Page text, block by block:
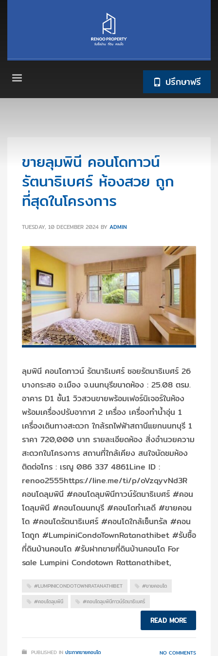
ปรึกษาฟรี
ขายลุมพินี คอนโดทาวน์
รัตนาธิเบศร์ ห้องสวย ถูก
ที่สุดในโครงการ
TUESDAY, 10 DECEMBER 2024 BY ADMIN
ลุมพินี คอนโดทาวน์ รัตนาธิเบศร์ ซอยรัตนาธิเบศร์ 26
บางกระสอ อ.เมือง จ.นนทบุรีขนาดห้อง : 25.08 ตรม.
อาคาร D1 ชั้น1 วิวสวนขายพร้อมเฟอร์นิเจอร์ในห้อง
พร้อมเครื่องปรับอากาศ 2 เครื่อง เครื่องทำน้ำอุ่น 1
เครื่องเดินทางสะดวก ใกล้รถไฟฟ้าสถานีแยกนนทบุรี 1
ราคา 720,000 บาท รายละเอียดห้อง สิ่งอำนวยความ
สะดวกในโครงการ สถานที่ใกล้เคียง สนใจนัดชมห้อง
ติดต่อโทร : เรณู 086 337 4861Line ID :
renoo2555https://line.me/ti/p/oVzqyvNd3R
คอนโดลุมพินี #คอนโดลุมพินีทาวน์รัตนาธิเบศร์ #คอน
โดลุมพินี #คอนโดนนทบุรี #คอนโดทำเลดี #ขายคอน
โด #คอนโดรัตนาธิเบศร์ #คอนโดใกล้เซ็นทรัล #คอน
โดถูก #LumpiniCondoTownRatanathibet #รับซื้อ
ที่ดินบ้านคอนโด #รับฝากขายที่ดินบ้านคอนโด For
sale Lumpini Condotown Rattanathibet,
#LUMPINICONDOTOWNRATANATHIBET #ขายคอนโด
#คอนโดลุมพินี #คอนโดลุมพินีทาวน์รัตนาธิเบศร์
READ MORE
PUBLISHED IN ประกาศขายคอนโด NO COMMENTS